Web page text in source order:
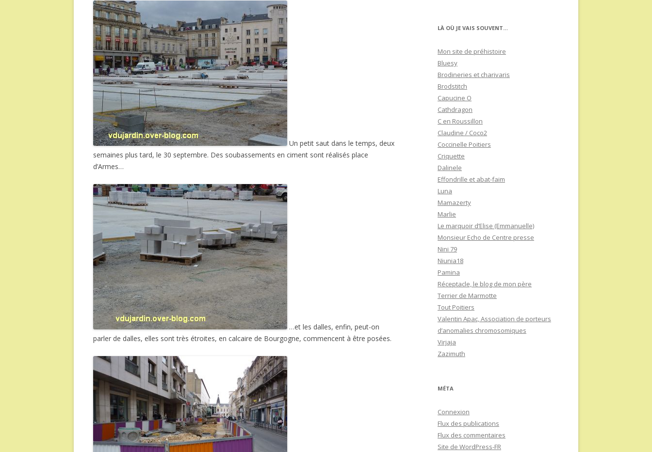
Un petit saut dans le temps, deux
semaines plus tard, le 30 septembre. Des soubassements en ciment sont réalisés place
d’Armes…
…et les dalles, enfin, peut-on
parler de dalles, elles sont très étroites, en calcaire de Bourgogne, commencent à être posées.
LÀ OÙ JE VAIS SOUVENT…
Mon site de préhistoire
Bluesy
Brodineries et charivaris
Brodstitch
Capucine O
Cathdragon
C en Roussillon
Claudine / Coco2
Coccinelle Poitiers
Criquette
Dalinele
Effondrille et abat-faim
Luna
Mamazerty
Marlie
Le marquoir d’Elise (Emmanuelle)
Monsieur Echo de Centre presse
Nini 79
Niunia18
Pamina
Réceptacle, le blog de mon père
Terrier de Marmotte
Tout Poitiers
Valentin Apac, Association de porteurs
d’anomalies chromosomiques
Virjaja
Zazimuth
MÉTA
Connexion
Flux des publications
Flux des commentaires
Site de WordPress-FR